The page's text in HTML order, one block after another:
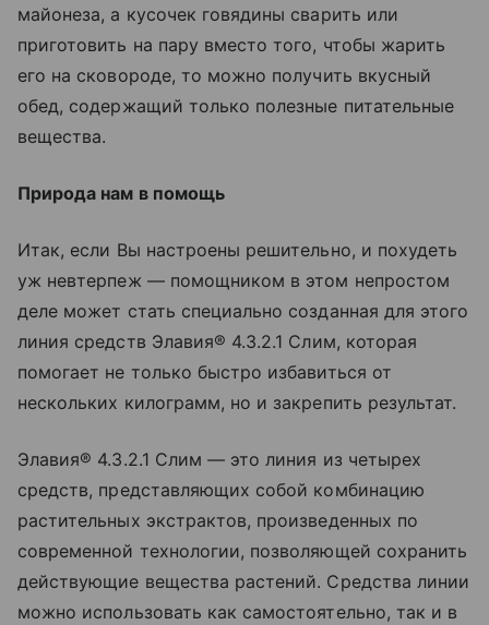
майонеза, а кусочек говядины сварить или
приготовить на пару вместо того, чтобы жарить
его на сковороде, то можно получить вкусный
обед, содержащий только полезные питательные
вещества.
Природа нам в помощь
Итак, если Вы настроены решительно, и похудеть
уж невтерпеж — помощником в этом непростом
деле может стать специально созданная для этого
линия средств Элавия® 4.3.2.1 Слим, которая
помогает не только быстро избавиться от
нескольких килограмм, но и закрепить результат.
Элавия® 4.3.2.1 Слим — это линия из четырех
средств, представляющих собой комбинацию
растительных экстрактов, произведенных по
современной технологии, позволяющей сохранить
действующие вещества растений. Средства линии
можно использовать как самостоятельно, так и в